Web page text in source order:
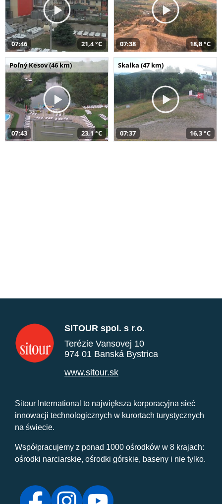
07:46 21,4 °C 07:38 18,8 °C
Poľný Kesov (46 km)
07:43 23,1 °C
Skalka (47 km)
07:37 16,3 °C
SITOUR spol. s r.o.
Terézie Vansovej 10
974 01 Banská Bystrica
www.sitour.sk
Sitour International to największa korporacyjna sieć
innowacji technologicznych w kurortach turystycznych
na świecie.
Współpracujemy z ponad 1000 ośrodków w 8 krajach:
ośrodki narciarskie, ośrodki górskie, baseny i nie tylko.